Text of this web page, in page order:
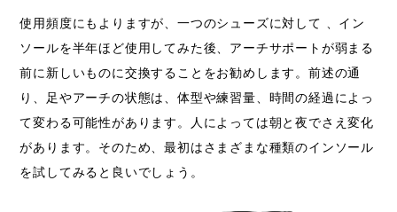
使用頻度にもよりますが、一つのシューズに対して 、イン
ソールを半年ほど使用してみた後、アーチサポートが弱まる
前に新しいものに交換することをお勧めします。前述の通
り、足やアーチの状態は、体型や練習量、時間の経過によっ
て変わる可能性があります。人によっては朝と夜でさえ変化
があります。そのため、最初はさまざまな種類のインソール
を試してみると良いでしょう。